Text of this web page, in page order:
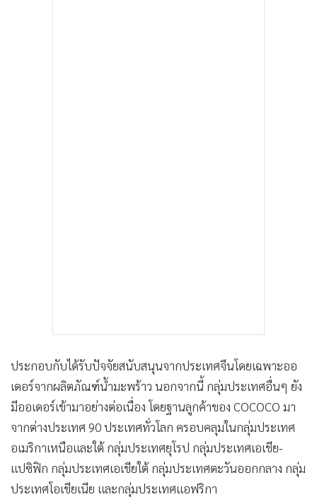
ประกอบกับได้รับปัจจัยสนับสนุนจากประเทศจีนโดยเฉพาะออ
เดอร์จากผลิตภัณฑ์น้ำมะพร้าว นอกจากนี้ กลุ่มประเทศอื่นๆ ยัง
มีออเดอร์เข้ามาอย่างต่อเนื่อง โดยฐานลูกค้าของ COCOCO มา
จากต่างประเทศ 90 ประเทศทั่วโลก ครอบคลุมในกลุ่มประเทศ
อเมริกาเหนือและใต้ กลุ่มประเทศยุโรป กลุ่มประเทศเอเชีย-
แปซิฟิก กลุ่มประเทศเอเชียใต้ กลุ่มประเทศตะวันออกกลาง กลุ่ม
ประเทศโอเชียเนีย และกลุ่มประเทศแอฟริกา